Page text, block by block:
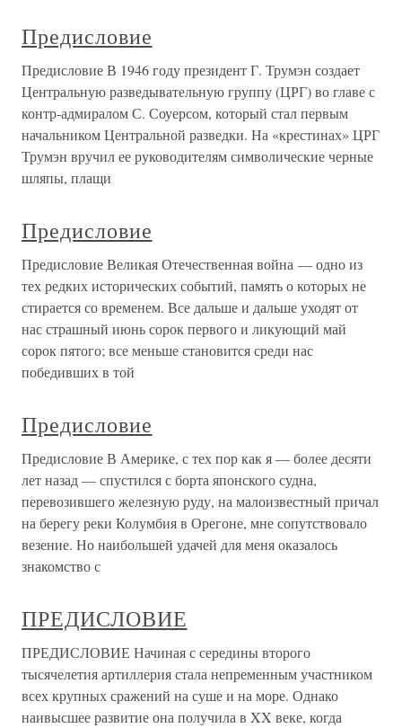
Предисловие
Предисловие В 1946 году президент Г. Трумэн создает
Центральную разведывательную группу (ЦРГ) во главе с
контр-адмиралом С. Соуерсом, который стал первым
начальником Центральной разведки. На «крестинах» ЦРГ
Трумэн вручил ее руководителям символические черные
шляпы, плащи
Предисловие
Предисловие Великая Отечественная война — одно из
тех редких исторических событий, память о которых не
стирается со временем. Все дальше и дальше уходят от
нас страшный июнь сорок первого и ликующий май
сорок пятого; все меньше становится среди нас
победивших в той
Предисловие
Предисловие В Америке, с тех пор как я — более десяти
лет назад — спустился с борта японского судна,
перевозившего железную руду, на малоизвестный причал
на берегу реки Колумбия в Орегоне, мне сопутствовало
везение. Но наибольшей удачей для меня оказалось
знакомство с
ПРЕДИСЛОВИЕ
ПРЕДИСЛОВИЕ Начиная с середины второго
тысячелетия артиллерия стала непременным участником
всех крупных сражений на суше и на море. Однако
наивысшее развитие она получила в XX веке, когда